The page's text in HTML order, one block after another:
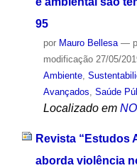
95
por Mauro Bellesa —
modificação27/05/
Ambiente,
Avançados, Saúde
Localizado em
Revista “Estudos
aborda violência